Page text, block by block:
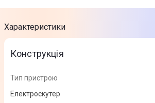
Характеристики
Конструкція
Тип пристрою
Електроскутер